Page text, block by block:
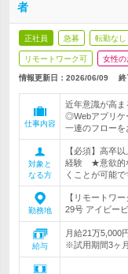
者
正社員 急募 転勤なし
リモートワーク可 女性の
情報更新日：2026/06/09 終
仕事内容
近年意識が高
◎Webアプリケ
一連のフローを
対象と
なる方
【必須】高卒
経験 ★意欲的
くことが可能で
勤務地
【リモートワ
29号 アイビー
給与
月給21万5,000
※試用期間3ヶ